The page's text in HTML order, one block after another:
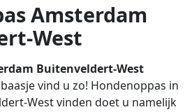
Amsterdam
West
Buitenveldert-West
vind u zo! Hondenoppas in
West vinden doet u namelijk